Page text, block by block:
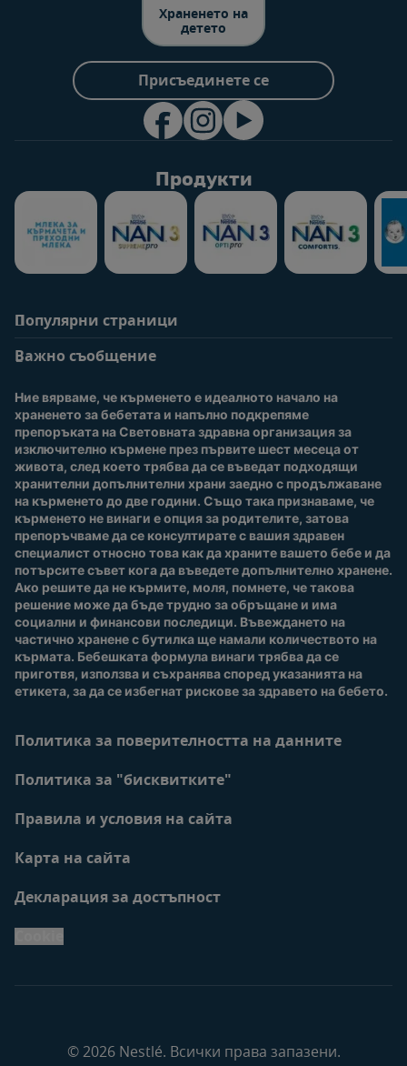
Храненето на
детето
Присъединете се
Продукти
Популярни страници
Често задавани
За нас
Присъединете се към
Nestlé Baby Club
Купи сега
Нашите марки и
продукти
Качество и сигурност
Безплатно тестване
Важно съобщение
Ние вярваме, че кърменето е идеалното начало на
храненето за бебетата и напълно подкрепяме
препоръката на Световната здравна организация за
изключително кърмене през първите шест месеца от
живота, след което трябва да се въведат подходящи
хранителни допълнителни храни заедно с продължаване
на кърменето до две години. Също така признаваме, че
кърменето не винаги е опция за родителите, затова
препоръчваме да се консултирате с вашия здравен
специалист относно това как да храните вашето бебе и да
потърсите съвет кога да въведете допълнително хранене.
Ако решите да не кърмите, моля, помнете, че такова
решение може да бъде трудно за обръщане и има
социални и финансови последици. Въвеждането на
частично хранене с бутилка ще намали количеството на
кърмата. Бебешката формула винаги трябва да се
приготвя, използва и съхранява според указанията на
етикета, за да се избегнат рискове за здравето на бебето.
Политика за поверителността на данните
Политика за "бисквитките"
Правила и условия на сайта
Карта на сайта
Декларация за достъпност
© 2026 Nestlé. Всички права запазени.